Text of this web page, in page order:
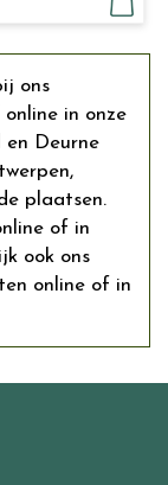
ons
in onze
en Deurne
plaatsen.
of in
ook ons
online of in